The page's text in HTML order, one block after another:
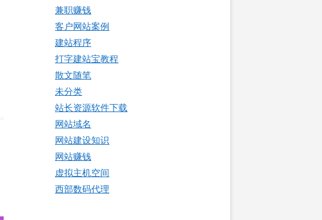
兼职赚钱
客户网站案例
建站程序
打字建站宝教程
散文随笔
未分类
站长资源软件下载
网站域名
网站建设知识
网站赚钱
虚拟主机空间
西部数码代理